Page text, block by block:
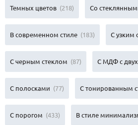
Темных цветов (218) Со
В современном стиле (183) С узким
С черным стеклом (87) С МДФ с
С полосками (77) С тонированным
С порогом (433) В стиле